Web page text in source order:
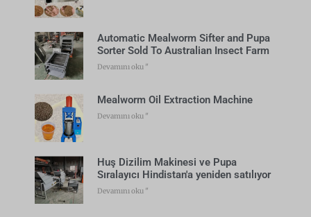
Automatic Mealworm Sifter and Pupa
Sorter Sold To Australian Insect Farm
Devamını oku "
Mealworm Oil Extraction Machine
Devamını oku "
Huş Dizilim Makinesi ve Pupa
Sıralayıcı Hindistan'a yeniden satılıyor
Devamını oku "